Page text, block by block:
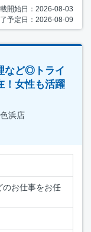
開始日：2026-08-03
予定日：2026-08-09
など◎トライ
！女性も活躍
浜店
のお仕事をお任